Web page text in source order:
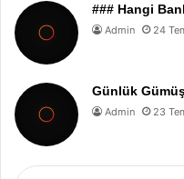
### Hangi
Admin 24
Günlük
Admin 23